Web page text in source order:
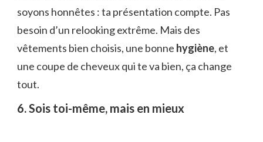
soyons honnêtes : ta présentation compte. Pas
besoin d’un relooking extrême. Mais des
vêtements bien choisis, une bonne hygiène, et
une coupe de cheveux qui te va bien, ça change
tout.
6. Sois toi-même, mais en mieux